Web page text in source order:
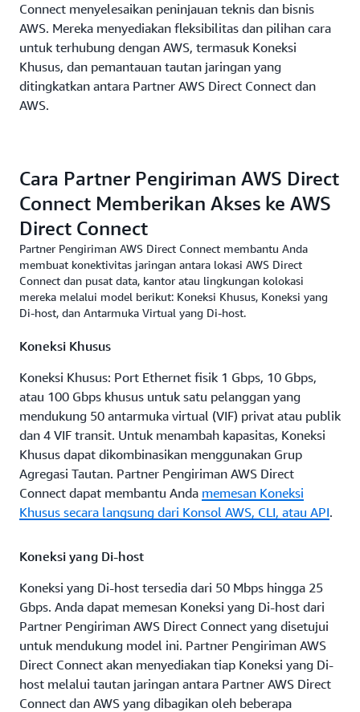
Connect menyelesaikan peninjauan teknis dan bisnis
AWS. Mereka menyediakan fleksibilitas dan pilihan cara
untuk terhubung dengan AWS, termasuk Koneksi
Khusus, dan pemantauan tautan jaringan yang
ditingkatkan antara Partner AWS Direct Connect dan
AWS.
Cara Partner Pengiriman AWS Direct
Connect Memberikan Akses ke AWS
Direct Connect
Partner Pengiriman AWS Direct Connect membantu Anda
membuat konektivitas jaringan antara lokasi AWS Direct
Connect dan pusat data, kantor atau lingkungan kolokasi
mereka melalui model berikut: Koneksi Khusus, Koneksi yang
Di-host, dan Antarmuka Virtual yang Di-host.
Koneksi Khusus
Koneksi Khusus: Port Ethernet fisik 1 Gbps, 10 Gbps,
atau 100 Gbps khusus untuk satu pelanggan yang
mendukung 50 antarmuka virtual (VIF) privat atau publik
dan 4 VIF transit. Untuk menambah kapasitas, Koneksi
Khusus dapat dikombinasikan menggunakan Grup
Agregasi Tautan. Partner Pengiriman AWS Direct
Connect dapat membantu Anda memesan Koneksi
Khusus secara langsung dari Konsol AWS, CLI, atau API.
Koneksi yang Di-host
Koneksi yang Di-host tersedia dari 50 Mbps hingga 25
Gbps. Anda dapat memesan Koneksi yang Di-host dari
Partner Pengiriman AWS Direct Connect yang disetujui
untuk mendukung model ini. Partner Pengiriman AWS
Direct Connect akan menyediakan tiap Koneksi yang Di-
host melalui tautan jaringan antara Partner AWS Direct
Connect dan AWS yang dibagikan oleh beberapa